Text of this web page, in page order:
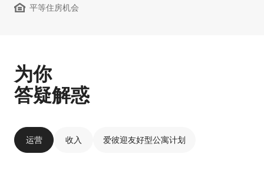
平等住房机会
为你
答疑解惑
运营 收入 爱彼迎友好型公寓计划